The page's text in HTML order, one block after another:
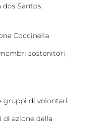
Santos.
Coccinella
sostenitori,
gruppi di volontari
azione della